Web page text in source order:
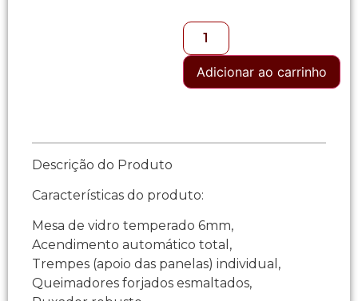
Adicionar ao carrinho
Descrição do Produto
Características do produto:
Mesa de vidro temperado 6mm,
Acendimento automático total,
Trempes (apoio das panelas) individual,
Queimadores forjados esmaltados,